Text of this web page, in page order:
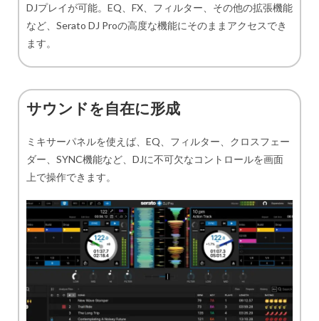
DJプレイが可能。EQ、FX、フィルター、その他の拡張機能
など、Serato DJ Proの高度な機能にそのままアクセスでき
ます。
サウンドを自在に形成
ミキサーパネルを使えば、EQ、フィルター、クロスフェー
ダー、SYNC機能など、DJに不可欠なコントロールを画面
上で操作できます。